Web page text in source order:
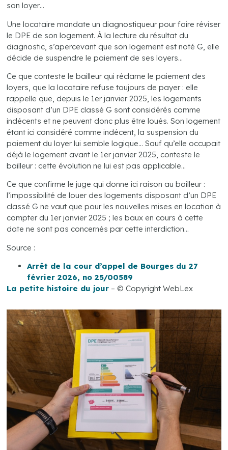
son loyer…
Une locataire mandate un diagnostiqueur pour faire réviser
le DPE de son logement. À la lecture du résultat du
diagnostic, s’apercevant que son logement est noté G, elle
décide de suspendre le paiement de ses loyers…
Ce que conteste le bailleur qui réclame le paiement des
loyers, que la locataire refuse toujours de payer : elle
rappelle que, depuis le 1er janvier 2025, les logements
disposant d’un DPE classé G sont considérés comme
indécents et ne peuvent donc plus être loués. Son logement
étant ici considéré comme indécent, la suspension du
paiement du loyer lui semble logique… Sauf qu’elle occupait
déjà le logement avant le 1er janvier 2025, conteste le
bailleur : cette évolution ne lui est pas applicable…
Ce que confirme le juge qui donne ici raison au bailleur :
l’impossibilité de louer des logements disposant d’un DPE
classé G ne vaut que pour les nouvelles mises en location à
compter du 1er janvier 2025 ; les baux en cours à cette
date ne sont pas concernés par cette interdiction…
Source :
Arrêt de la cour d’appel de Bourges du 27
février 2026, no 25/00589
La petite histoire du jour – © Copyright WebLex